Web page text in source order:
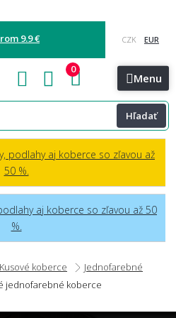
9.9 €
Kontakt Menu
Hľadať
0
podlahy aj koberce so zľavou až
50 %.
aj koberce so zľavou až 50
%.
Kusové koberce
Jednofarebné
jednofarebné koberce